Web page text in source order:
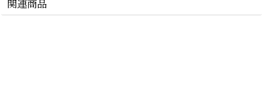
関連商品